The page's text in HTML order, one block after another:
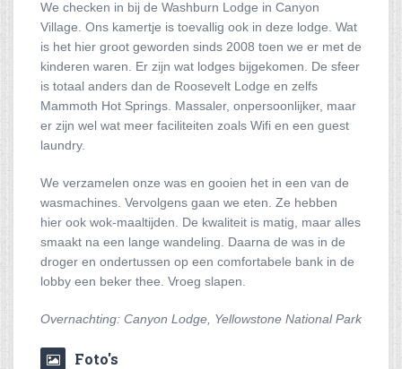
We checken in bij de Washburn Lodge in Canyon
Village. Ons kamertje is toevallig ook in deze lodge. Wat
is het hier groot geworden sinds 2008 toen we er met de
kinderen waren. Er zijn wat lodges bijgekomen. De sfeer
is totaal anders dan de Roosevelt Lodge en zelfs
Mammoth Hot Springs. Massaler, onpersoonlijker, maar
er zijn wel wat meer faciliteiten zoals Wifi en een guest
laundry.
We verzamelen onze was en gooien het in een van de
wasmachines. Vervolgens gaan we eten. Ze hebben
hier ook wok-maaltijden. De kwaliteit is matig, maar alles
smaakt na een lange wandeling. Daarna de was in de
droger en ondertussen op een comfortabele bank in de
lobby een beker thee. Vroeg slapen.
Overnachting: Canyon Lodge, Yellowstone National Park
Foto's